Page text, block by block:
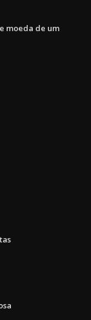
moeda de um